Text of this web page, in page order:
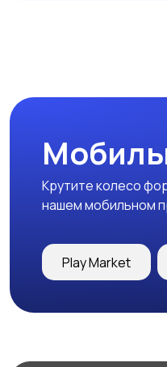
Крутите колесо
нашем мобильном
Play Market